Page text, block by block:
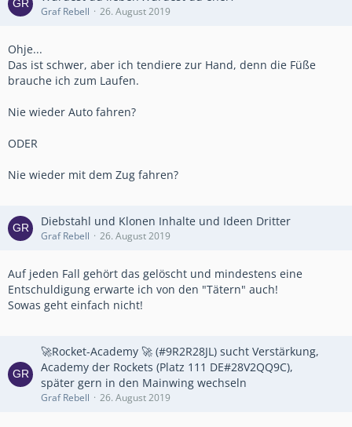
Graf Rebell 26. August 2019
Ohje...
Das ist schwer, aber ich tendiere zur Hand, denn die Füße
brauche ich zum Laufen.
Nie wieder Auto fahren?
ODER
Nie wieder mit dem Zug fahren?
Diebstahl und Klonen Inhalte und Ideen Dritter
Graf Rebell 26. August 2019
Auf jeden Fall gehört das gelöscht und mindestens eine
Entschuldigung erwarte ich von den "Tätern" auch!
Sowas geht einfach nicht!
🚀Rocket-Academy 🚀 (#9R2R28JL) sucht Verstärkung,
Academy der Rockets (Platz 111 DE#28V2QQ9C),
später gern in den Mainwing wechseln
Graf Rebell 26. August 2019